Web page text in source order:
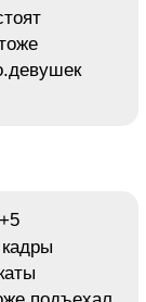
+5